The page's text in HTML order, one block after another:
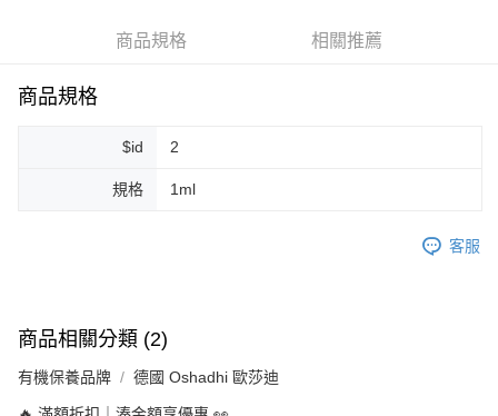
悠遊付
全家純取貨 (先付款
每筆NT$80，滿NT$999(含以上)免運費
7-11取貨付款
商品規格 相關推薦
商品規格
$id 2
規格 1ml
客服
商品相關分類 (2)
有機保養品牌 德國 Oshadhi 歐莎迪